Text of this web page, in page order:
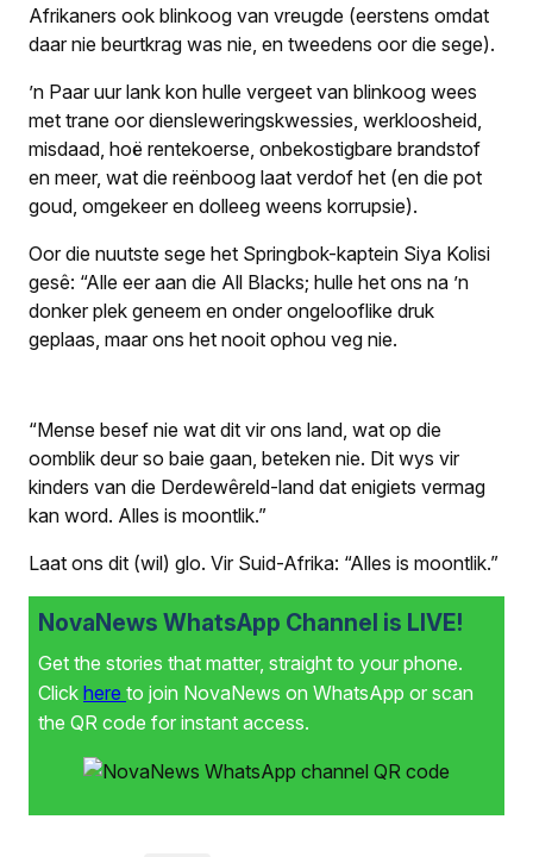
Afrikaners ook blinkoog van vreugde (eerstens omdat
daar nie beurtkrag was nie, en tweedens oor die sege).
’n Paar uur lank kon hulle vergeet van blinkoog wees
met trane oor diensleweringskwessies, werkloosheid,
misdaad, hoë rentekoerse, onbekostigbare brandstof
en meer, wat die reënboog laat verdof het (en die pot
goud, omgekeer en dolleeg weens korrupsie).
Oor die nuutste sege het Springbok-kaptein Siya Kolisi
gesê: “Alle eer aan die All Blacks; hulle het ons na ’n
donker plek geneem en onder ongelooflike druk
geplaas, maar ons het nooit ophou veg nie.
“Mense besef nie wat dit vir ons land, wat op die
oomblik deur so baie gaan, beteken nie. Dit wys vir
kinders van die Derdewêreld-land dat enigiets vermag
kan word. Alles is moontlik.”
Laat ons dit (wil) glo. Vir Suid-Afrika: “Alles is moontlik.”
NovaNews WhatsApp Channel is LIVE!
Get the stories that matter, straight to your phone.
Click here to join NovaNews on WhatsApp or scan
the QR code for instant access.